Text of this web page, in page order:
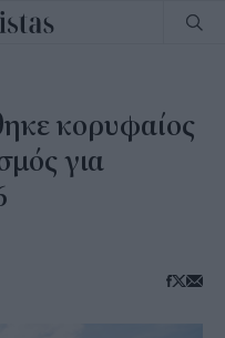
κορυφαίος
για